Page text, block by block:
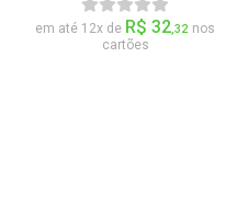
em até 12x de R$ 32 ,32 nos
cartões